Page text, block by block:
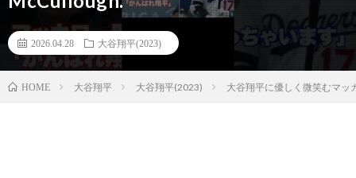
2026.04.28 大谷翔平(2023)
HOME 大谷翔平 大谷翔平(2023) 大谷翔平に優しく微笑むマッ